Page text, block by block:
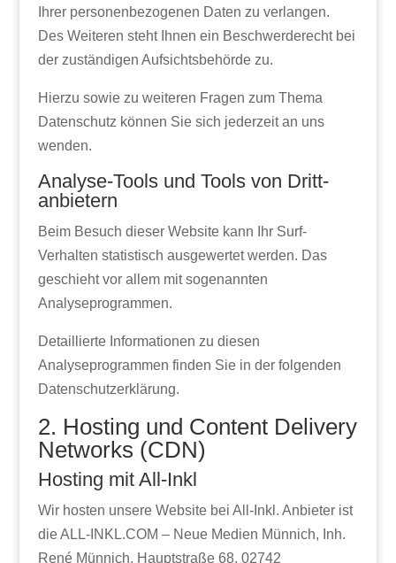
Ihrer personenbezogenen Daten zu verlangen.
Des Weiteren steht Ihnen ein Beschwerderecht bei
der zuständigen Aufsichtsbehörde zu.
Hierzu sowie zu weiteren Fragen zum Thema
Datenschutz können Sie sich jederzeit an uns
wenden.
Analyse-Tools und Tools von Dritt­
anbietern
Beim Besuch dieser Website kann Ihr Surf-
Verhalten statistisch ausgewertet werden. Das
geschieht vor allem mit sogenannten
Analyseprogrammen.
Detaillierte Informationen zu diesen
Analyseprogrammen finden Sie in der folgenden
Datenschutzerklärung.
2. Hosting und Content Delivery
Networks (CDN)
Hosting mit All-Inkl
Wir hosten unsere Website bei All-Inkl. Anbieter ist
die ALL-INKL.COM – Neue Medien Münnich, Inh.
René Münnich, Hauptstraße 68, 02742